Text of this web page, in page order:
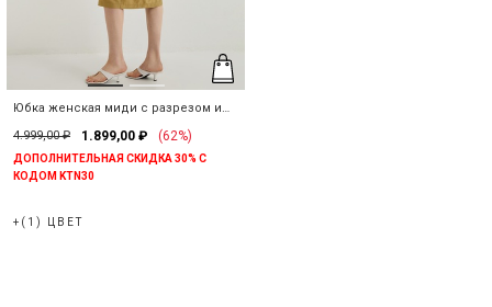
Юбка женская миди с разрезом и
4.999,00 ₽ 1.899,00 ₽ (62%)
ДОПОЛНИТЕЛЬНАЯ СКИДКА 30% С
КОДОМ KTN30
+(1) ЦВЕТ